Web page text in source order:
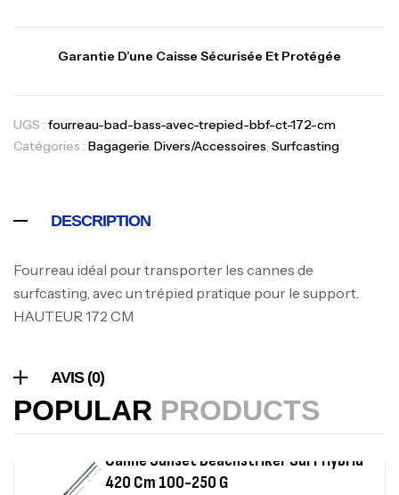
Garantie D’une Caisse Sécurisée Et Protégée
UGS : fourreau-bad-bass-avec-trepied-bbf-ct-172-cm
Catégories : Bagagerie, Divers/Accessoires, Surfcasting
DESCRIPTION
Fourreau idéal pour transporter les cannes de
surfcasting, avec un trépied pratique pour le support.
HAUTEUR 172 CM
AVIS (0)
POPULAR PRODUCTS
Bagagerie,Surfcasting
د.ت378,000
Volant 3 Branches Inox T26S/35
د.ت367,000
د.ت
د.ت215,000
Canne Sunset Secret Cove 450 Cm 100